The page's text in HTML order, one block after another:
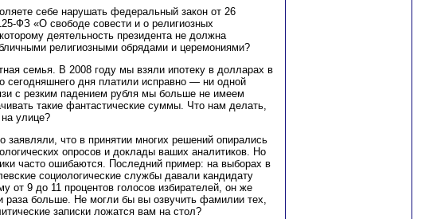
себе нарушать федеральный закон от 26
ФЗ «О свободе совести и о религиозных
деятельность президента не должна
религиозными обрядами и церемониями?
семья. В 2008 году мы взяли ипотеку в долларах в
сегодняшнего дня платили исправно — ни одной
с резким падением рубля мы больше не имеем
такие фантастические суммы. Что нам делать,
улице?
заявляли, что в принятии многих решений опирались
опросов и доклады ваших аналитиков. Но
часто ошибаются. Последний пример: на выборах в
социологические службы давали кандидату
от 9 до 11 процентов голосов избирателей, он же
раза больше. Не могли бы вы озвучить фамилии тех,
записки ложатся вам на стол?